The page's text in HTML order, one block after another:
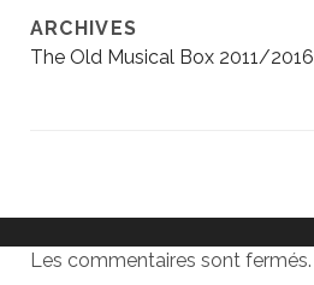
ARCHIVES
The Old Musical Box 2011/2016
Les commentaires sont fermés.